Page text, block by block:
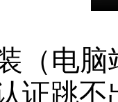
（电脑
证跳不